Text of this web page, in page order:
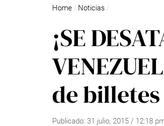
Home / Noticias /
¡SE
de billetes
Publicado:31 julio, 2015 / 12:18